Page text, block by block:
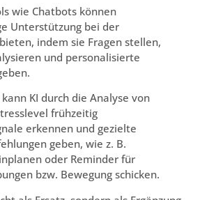
wie Chatbots können
Unterstützung bei der
indem sie Fragen stellen,
und personalisierte
KI durch die Analyse von
frühzeitig
erkennen und gezielte
geben, wie z. B.
oder Reminder für
bzw. Bewegung schicken.